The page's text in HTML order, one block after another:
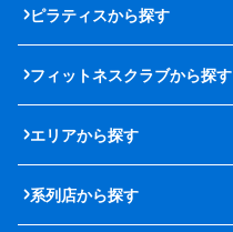
ピラティスから探す
フィットネスクラブから探す
エリアから探す
系列店から探す